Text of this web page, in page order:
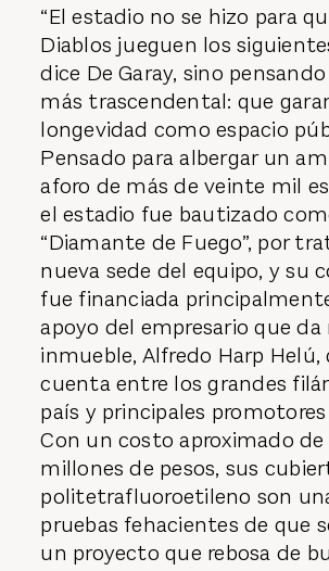
“El estadio no se hizo para
Diablos jueguen los
dice De Garay, sino
más trascendental: que
longevidad como espacio
Pensado para albergar un
aforo de más de veinte mil
el estadio fue bautizado
“Diamante de Fuego”, por
nueva sede del equipo, y su
fue financiada
apoyo del empresario que da
inmueble, Alfredo Harp Helú,
cuenta entre los grandes
país y princi­pales
Con un costo aproximado
millones de pesos, sus
politetra­fluoroetileno son
pruebas fehacientes de que
un proyecto que rebosa de